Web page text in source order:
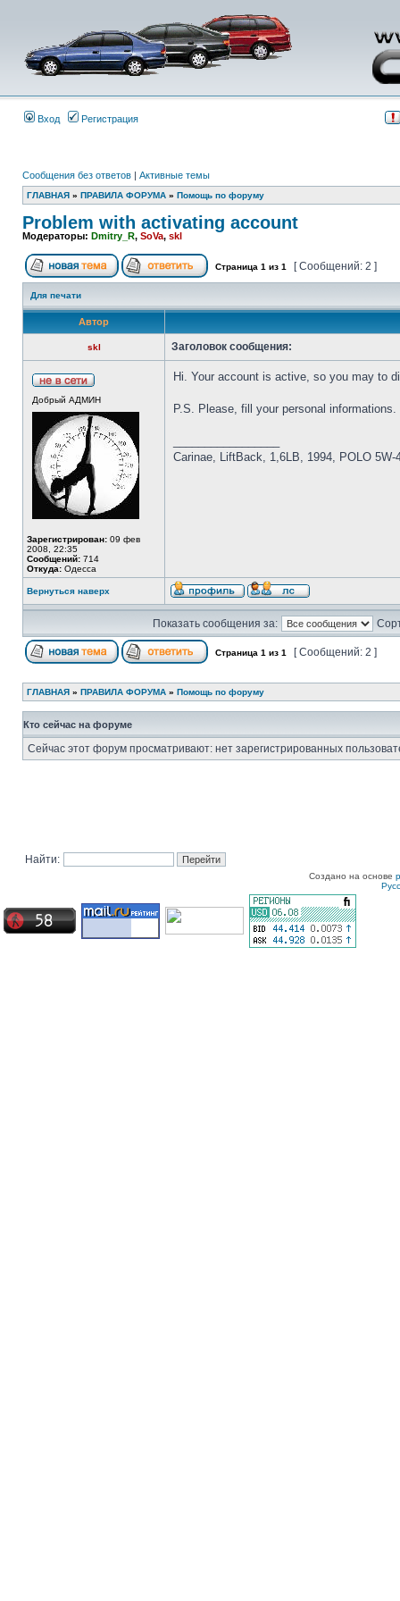
Вход Регистрация
Сообщения без ответов | Активные темы
ГЛАВНАЯ » ПРАВИЛА ФОРУМА » Помощь по форуму
Problem with activating account
Модераторы: Dmitry_R, SoVa, skl
Страница 1 из 1 [ Сообщений: 2 ]
Для печати
Автор
skl Заголовок сообщения:
Добрый АДМИН
Зарегистрирован: 09 фев
2008, 22:35
Сообщений: 714
Откуда: Одесса
Hi. Your account is active, so you may to
P.S. Please, fill your personal informations.
Carinae, LiftBack, 1,6LB, 1994, POLO 5W-
Вернуться наверх
Показать сообщения за:
Страница 1 из 1 [ Сообщений: 2 ]
ГЛАВНАЯ » ПРАВИЛА ФОРУМА » Помощь по форуму
Кто сейчас на форуме
Сейчас этот форум просматривают: нет зарегистрированных
Найти:
Создано на основе